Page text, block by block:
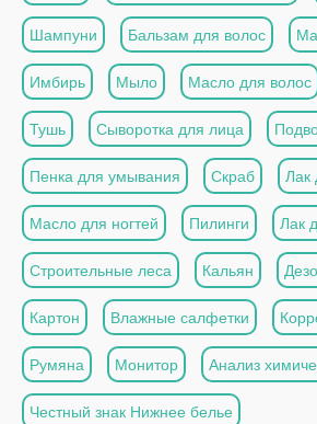
Шампуни Бальзам для волос
Имбирь Мыло Масло для волос
Тушь Сыворотка для лица
Пенка для умывания Скраб Лак
Масло для ногтей Пилинги Лак
Строительные леса Кальян
Картон Влажные салфетки
Румяна Монитор Анализ
Честный знак Нижнее белье